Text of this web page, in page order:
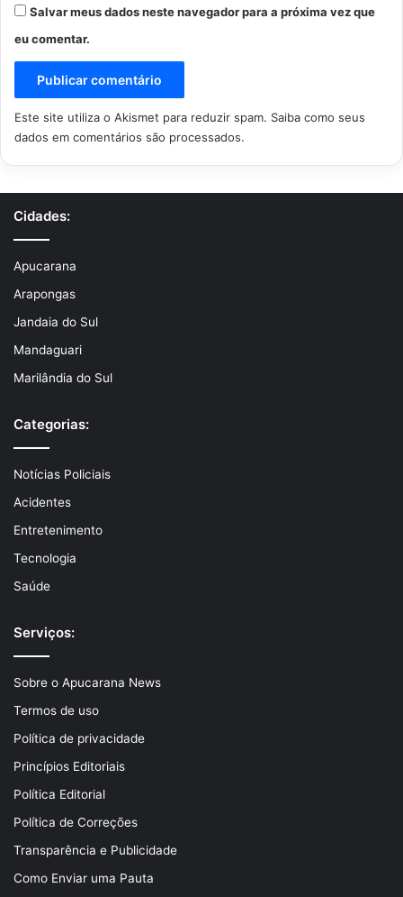
Salvar meus dados neste navegador para a próxima vez que
eu comentar.
Este site utiliza o Akismet para reduzir spam. Saiba como seus
dados em comentários são processados.
Cidades:
Apucarana
Arapongas
Jandaia do Sul
Mandaguari
Marilândia do Sul
Categorias:
Notícias Policiais
Acidentes
Entretenimento
Tecnologia
Saúde
Serviços:
Sobre o Apucarana News
Termos de uso
Política de privacidade
Princípios Editoriais
Política Editorial
Política de Correções
Transparência e Publicidade
Como Enviar uma Pauta